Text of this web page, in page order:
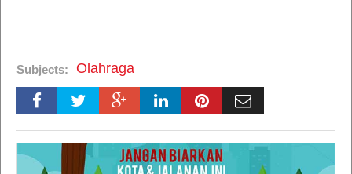
Subjects: Olahraga